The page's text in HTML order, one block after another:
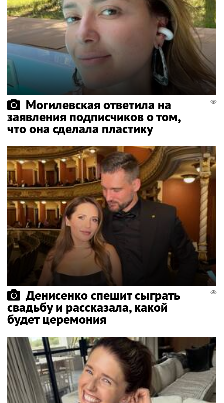
Могилевская ответила на
заявления подписчиков о том,
что она сделала пластику
Денисенко спешит сыграть
свадьбу и рассказала, какой
будет церемония